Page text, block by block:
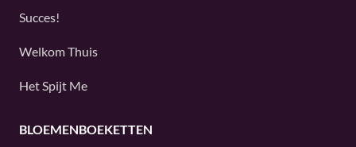
Succes!
Welkom Thuis
Het Spijt Me
BLOEMENBOEKETTEN